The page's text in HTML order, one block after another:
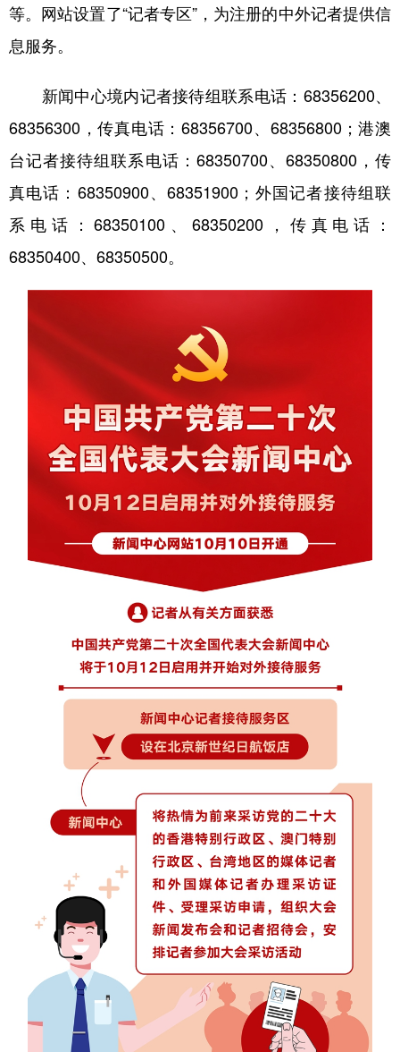
辽宁 吉林 上海 江苏
浙江
山东 河南 湖北 湖南
广东 广西 海南 重庆
四川 贵州 云南 西藏
多语种频道
English Français
Русский язык 日本語
Deutsch Português
等。网站设置了“记者专区”，为注册的中外记者提供信
息服务。
新闻中心境内记者接待组联系电话：68356200、
68356300，传真电话：68356700、68356800；港澳
台记者接待组联系电话：68350700、68350800，传
真电话：68350900、68351900；外国记者接待组联
系电话：68350100、68350200，传真电话：
68350400、68350500。